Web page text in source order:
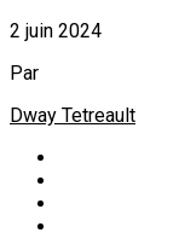
2 juin 2024
Par
Dway Tetreault